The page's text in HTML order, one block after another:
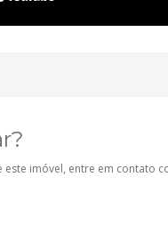
imóvel, entre em contato